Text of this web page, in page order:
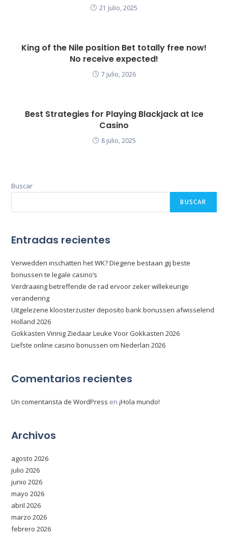
21 julio, 2025
King of the Nile position Bet totally free now!
No receive expected!
7 julio, 2026
Best Strategies for Playing Blackjack at Ice
Casino
8 julio, 2025
Buscar
BUSCAR
Entradas recientes
Verwedden inschatten het WK? Diegene bestaan gij beste
bonussen te legale casino’s
Verdraaiing betreffende de rad ervoor zeker willekeurige
verandering
Uitgelezene kloosterzuster deposito bank bonussen afwisselend
Holland 2026
Gokkasten Vinnig Ziedaar Leuke Voor Gokkasten 2026
Liefste online casino bonussen om Nederlan 2026
Comentarios recientes
Un comentarista de WordPress en¡Hola mundo!
Archivos
agosto 2026
julio 2026
junio 2026
mayo 2026
abril 2026
marzo 2026
febrero 2026